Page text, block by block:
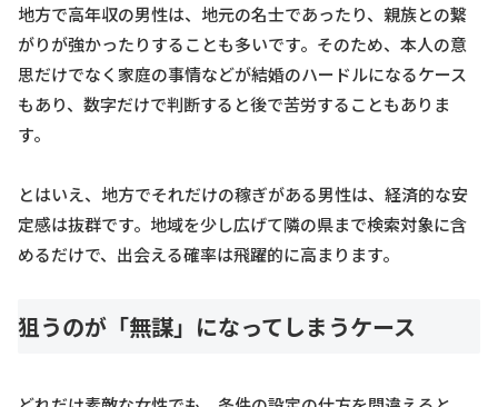
地方で高年収の男性は、地元の名士であったり、親族との繋
がりが強かったりすることも多いです。そのため、本人の意
思だけでなく家庭の事情などが結婚のハードルになるケース
もあり、数字だけで判断すると後で苦労することもありま
す。
とはいえ、地方でそれだけの稼ぎがある男性は、経済的な安
定感は抜群です。地域を少し広げて隣の県まで検索対象に含
めるだけで、出会える確率は飛躍的に高まります。
狙うのが「無謀」になってしまうケース